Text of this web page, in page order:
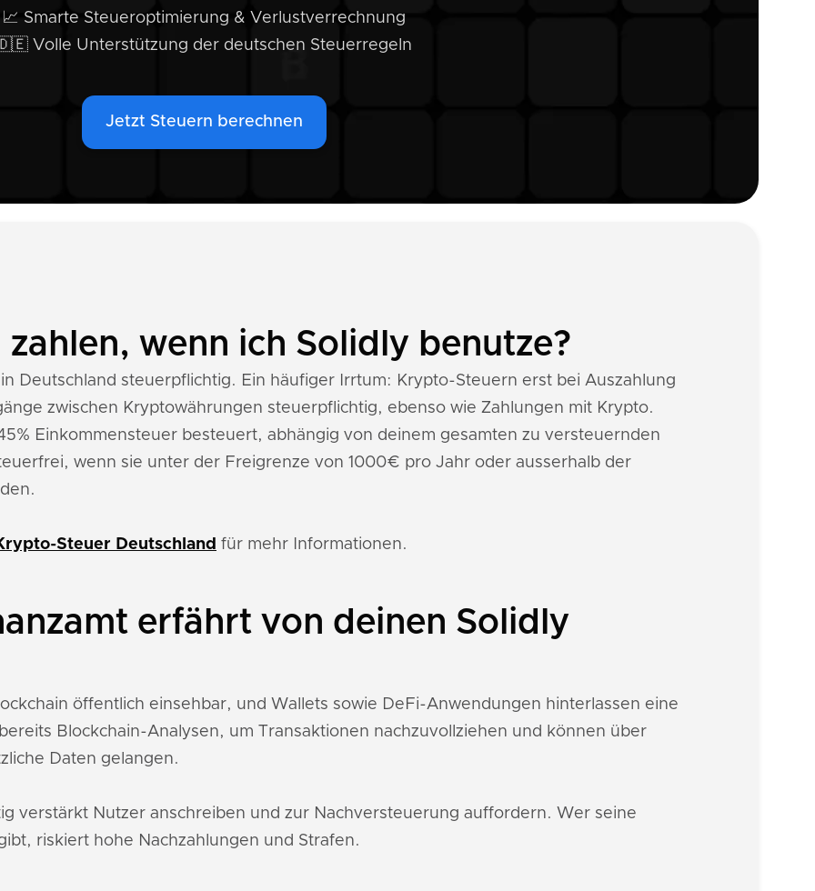
📈 Smarte Steueroptimierung & Verlustverrechnung
Volle Unterstützung der deutschen Steuerregeln
Jetzt Steuern berechnen
zahlen, wenn ich Solidly benutze?
Deutschland steuerpflichtig. Ein häufiger Irrtum: Krypto-Steuern erst bei Auszahlung
zwischen Kryptowährungen steuerpflichtig, ebenso wie Zahlungen mit Krypto.
Einkommensteuer besteuert, abhängig von deinem gesamten zu versteuernden
wenn sie unter der Freigrenze von 1000€ pro Jahr oder ausserhalb der
Steuer Deutschland für mehr Informationen.
erfährt von deinen Solidly
öffentlich einsehbar, und Wallets sowie DeFi-Anwendungen hinterlassen eine
Blockchain-Analysen, um Transaktionen nachzuvollziehen und können über
Daten gelangen.
verstärkt Nutzer anschreiben und zur Nachversteuerung auffordern. Wer seine
riskiert hohe Nachzahlungen und Strafen.